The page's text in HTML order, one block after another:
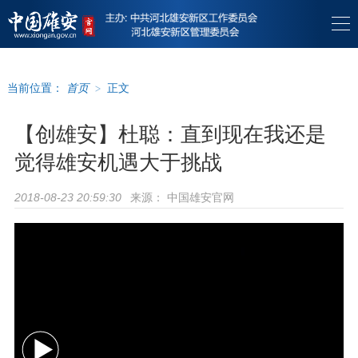
当前位置： 首页 > 正文
【创雄安】杜聪：直到现在我还是
觉得雄安机遇大于挑战
2018-08-23 20:59:30 来源： 中国雄安官网